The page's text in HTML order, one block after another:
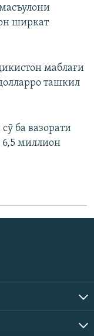
ширкат
маблағи
ташкил
ба вазорати
6,5 миллион